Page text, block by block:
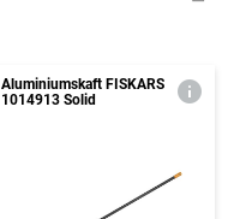
Aluminiumskaft FISKARS
1014913 Solid